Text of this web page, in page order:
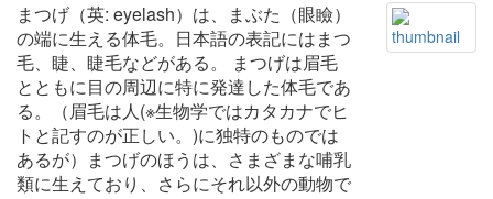
まつげ（英: eyelash）は、まぶた（眼瞼）
の端に生える体毛。日本語の表記にはまつ
毛、睫、睫毛などがある。 まつげは眉毛
とともに目の周辺に特に発達した体毛であ
る。（眉毛は人(※生物学ではカタカナでヒ
トと記すのが正しい。)に独特のものでは
あるが）まつげのほうは、さまざまな哺乳
類に生えており、さらにそれ以外の動物で